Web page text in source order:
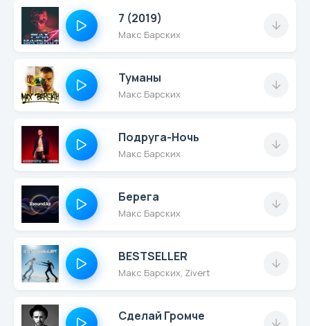
7 (2019)
Макс Барских
Туманы
Макс Барских
Подруга-Ночь
Макс Барских
Берега
Макс Барских
BESTSELLER
Макс Барских, Zivert
Сделай Громче